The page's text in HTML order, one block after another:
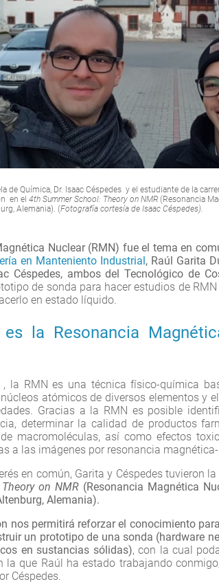
de Química, Dr. Isaac Céspedes y el estudiante de la
en el 4th Summer School: Theory on NMR (Resonancia
Alemania). (Fotografía cortesía de Isaac Céspedes).
Nuclear (RMN) fue el tema en
en Manteniento Industrial , Raúl Garita
Céspedes, ambos del Tecnológico de
de sonda para hacer estudios de
en estado líquido.
es la Resonancia
, la RMN es una técnica físico-química
atómicos de diversos elementos y
Gracias a la RMN es posible
determinar la calidad de productos
macromoléculas, así como efectos
a las imágenes por resonancia
en común, Garita y Céspedes tuvieron
on NMR (Resonancia Magnética
Alemania).
nos permitirá reforzar el conocimiento
un prototipo de una sonda (hardware
en sustancias sólidas), con la cual
la que Raúl ha estado trabajando
Céspedes.